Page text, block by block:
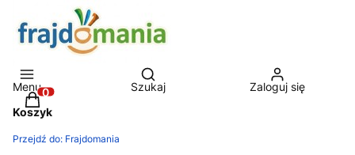
Menu
Otwórz wyszukiwarkę
Szukaj Zaloguj się
Produkty w koszyku: 0. Zobacz szczegóły
Koszyk
Przejdź do: Frajdomania